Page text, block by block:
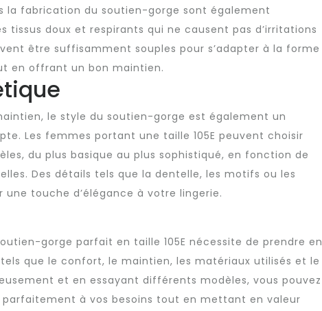
la fabrication du soutien-gorge sont également
tissus doux et respirants qui ne causent pas d’irritations
être suffisamment souples pour s’adapter à la forme
en offrant un bon maintien.
le style du soutien-gorge est également un
Les femmes portant une taille 105E peuvent choisir
du plus basique au plus sophistiqué, en fonction de
Des détails tels que la dentelle, les motifs ou les
touche d’élégance à votre lingerie.
gorge parfait en taille 105E nécessite de prendre en
que le confort, le maintien, les matériaux utilisés et le
et en essayant différents modèles, vous pouvez
à vos besoins tout en mettant en valeur